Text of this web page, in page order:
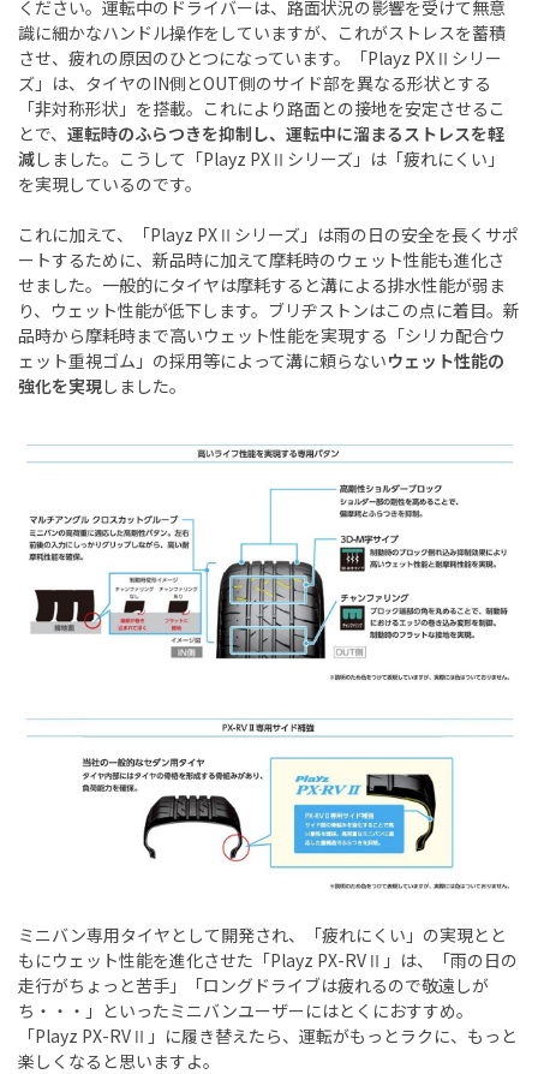
ください。運転中のドライバーは、路面状況の影響を受けて無意
識に細かなハンドル操作をしていますが、これがストレスを蓄積
させ、疲れの原因のひとつになっています。「Playz PXⅡシリー
ズ」は、タイヤのIN側とOUT側のサイド部を異なる形状とする
「非対称形状」を搭載。これにより路面との接地を安定させるこ
とで、 運転時のふらつきを抑制し、運転中に溜まるストレスを軽
減しました。こうして「Playz PXⅡシリーズ」は「疲れにくい」
を実現しているのです。
これに加えて、「Playz PXⅡシリーズ」は雨の日の安全を長くサポ
ートするために、新品時に加えて摩耗時のウェット性能も進化さ
せました。一般的にタイヤは摩耗すると溝による排水性能が弱ま
り、ウェット性能が低下します。ブリヂストンはこの点に着目。新
品時から摩耗時まで高いウェット性能を実現する「シリカ配合ウ
ェット重視ゴム」の採用等によって溝に頼らないウェット性能の
強化を実現しました。
ミニバン専用タイヤとして開発され、「疲れにくい」の実現とと
もにウェット性能を進化させた「Playz PX-RVⅡ」は、「雨の日の
走行がちょっと苦手」「ロングドライブは疲れるので敬遠しが
ち・・・」といったミニバンユーザーにはとくにおすすめ。
「Playz PX-RVⅡ」に履き替えたら、運転がもっとラクに、もっと
楽しくなると思いますよ。